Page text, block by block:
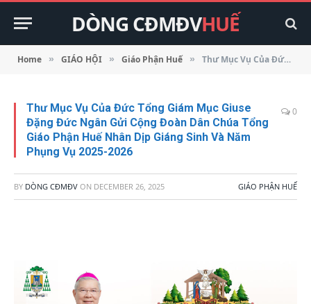
DÒNG CĐMĐVHUẾ
Home » GIÁO HỘI » Giáo Phận Huế » Thư Mục Vụ Của Đức Tổng Giám Mục Giuse Đặng Đức Ngân Gửi Cộng Đoàn Dân Chúa Tổng Giáo Phận Huế Nhân Dịp Giáng Sinh Và Năm Phụng Vụ 2025-2026
Thư Mục Vụ Của Đức Tổng Giám Mục Giuse
Đặng Đức Ngân Gửi Cộng Đoàn Dân Chúa Tổng
Giáo Phận Huế Nhân Dịp Giáng Sinh Và Năm
Phụng Vụ 2025-2026
0
BY DÒNG CĐMĐV ON DECEMBER 26, 2025 GIÁO PHẬN HUẾ